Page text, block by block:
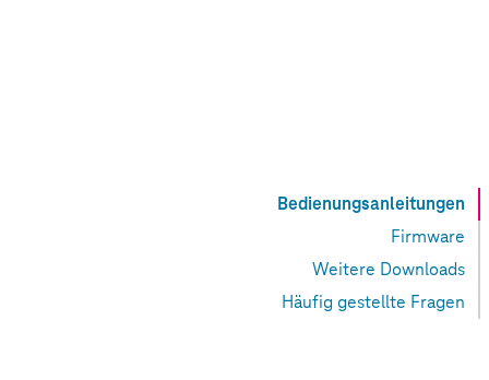
Bedienungsanleitungen
Firmware
Weitere Downloads
Häufig gestellte Fragen